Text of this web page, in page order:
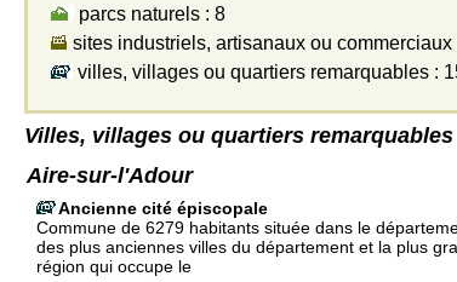
parcs naturels : 8
sites industriels, artisanaux ou commerciaux
villes, villages ou quartiers remarquables :
Villes, villages ou quartiers remarquables
Aire-sur-l'Adour
Ancienne cité épiscopale
Commune de 6279 habitants située dans le
des plus anciennes villes du département et la plus
région qui occupe le